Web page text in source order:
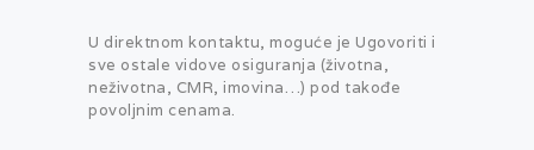
U direktnom kontaktu, moguće je Ugovoriti i
sve ostale vidove osiguranja (životna,
neživotna, CMR, imovina…) pod takođe
povoljnim cenama.